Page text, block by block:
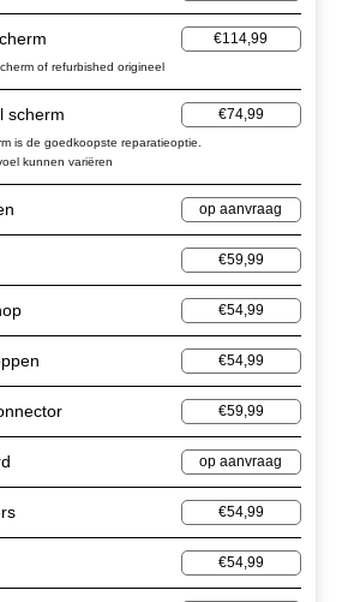
€114,99
of refurbished origineel
scherm €74,99
is de goedkoopste reparatieoptie.
kunnen variëren
op aanvraag
€59,99
€54,99
€54,99
€59,99
op aanvraag
€54,99
€54,99